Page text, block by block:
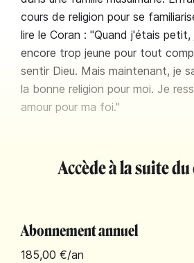
cours de religion pour se
lire le Coran : "Quand j'étais
encore trop jeune pour tout
sentir Dieu. Mais maintenant, je
la bonne religion pour moi. Je
amour pour ma foi."
Accède à la suite
Abonnement annuel
185,00 €/an